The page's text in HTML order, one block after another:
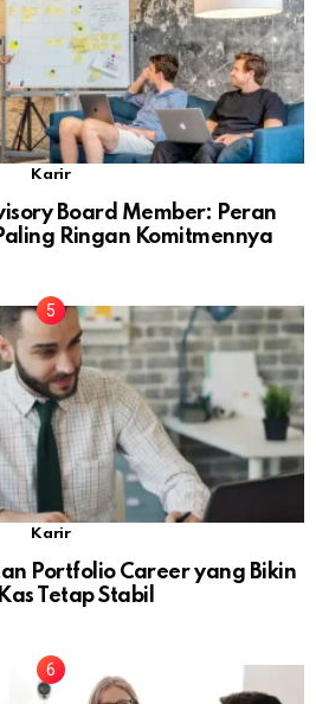
Karir
Board Member: Peran
Ringan Komitmennya
Karir
Portfolio Career yang Bikin
Tetap Stabil